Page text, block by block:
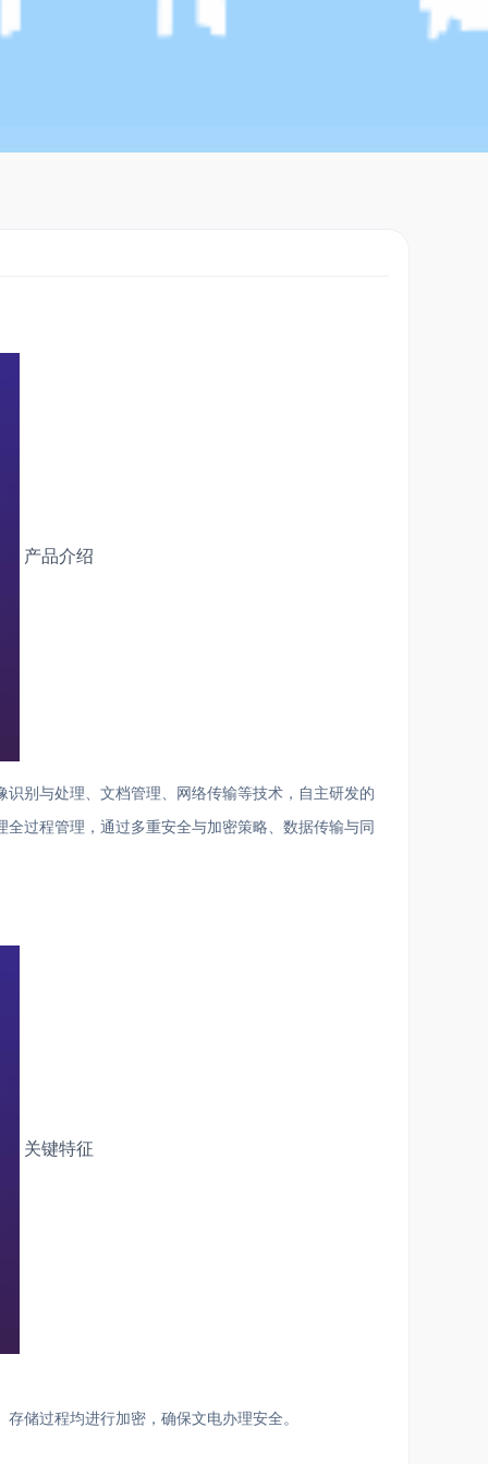
产品介绍
别与处理、文档管理、网络传输等技术，自主研发的
过程管理，通过多重安全与加密策略、数据传输与同
关键特征
过程均进行加密，确保文电办理安全。